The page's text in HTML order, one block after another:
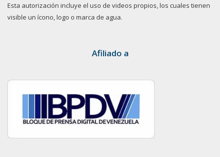
Esta autorización incluye el uso de videos propios, los cuales tienen
visible un ícono, logo o marca de agua.
Afiliado a